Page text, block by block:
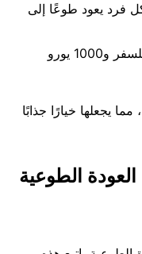
يورو لكل فرد يعود طوعًا إلى
: تقدم 200 يورو كمساعدة للسفر و1000 يورو
يجعلها خيارًا جذابًا
الطوعية